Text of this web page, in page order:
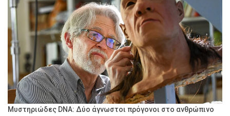
Μυστηριώδες DNA: Δύο άγνωστοι πρόγονοι στο ανθρώπινο